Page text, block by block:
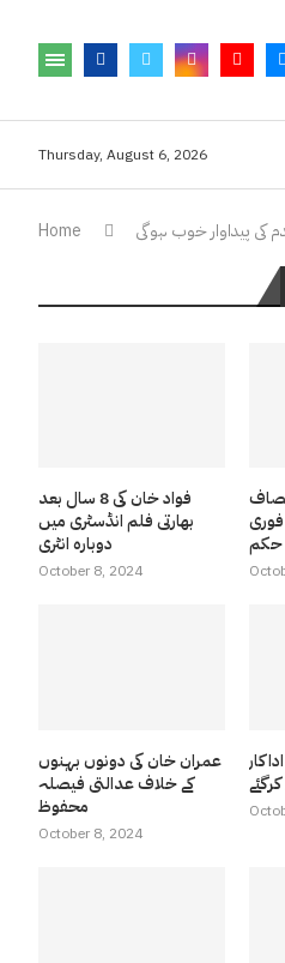
Thursday, August 6, 2026
Home کی پیداوار خوب ہوگی
فواد خان کی 8 سال بعد
بھارتی فلم انڈسٹری میں
دوبارہ انٹری
October 8, 2024
فوری
حکم
عمران خان کی دونوں بہنوں
کے خلاف عدالتی فیصلہ
محفوظ
October 8, 2024